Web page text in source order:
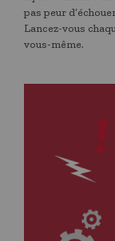
pas peur
Lancez-vous
vous-même.